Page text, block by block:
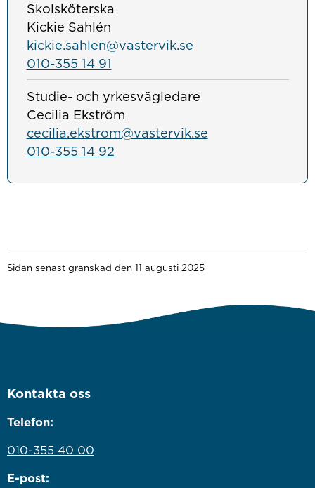
Skolsköterska
Kickie Sahlén
kickie.sahlen@vastervik.se
010-355 14 91
Studie- och yrkesvägledare
Cecilia Ekström
cecilia.ekstrom@vastervik.se
010-355 14 92
Sidan senast granskad den 11 augusti 2025
Kontakta oss
Telefon:
010-355 40 00
E-post: